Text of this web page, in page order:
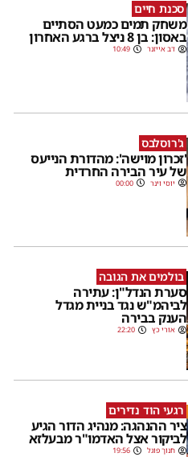
סכנת חיים
משחק תמים כמעט הסתיים
באסון: בן 8 ניצל ברגע האחרון
דב אייזנר 10:49
ג'רוסלבס
'זכרון מוישה': מהדורת הנייעס
של עיר הבירה החרדית
יוסי וינר 00:00
בולמים את הגובה
סערת הנדל"ן: עתירה
לביהמ"ש נגד בניית מגדל
הענק בבירה
אורי כץ 22:20
רגעי הוד נדירים
ציר ההנהגה: מנהיג הדור הגיע
לביקור אצל האדמו"ר מבעלזא
חנוך פוגל 19:56